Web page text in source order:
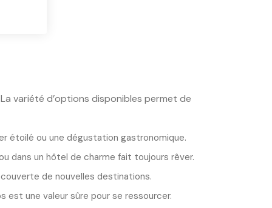
variété d’options disponibles permet de
étoilé ou une dégustation gastronomique.
dans un hôtel de charme fait toujours rêver.
de nouvelles destinations.
est une valeur sûre pour se ressourcer.